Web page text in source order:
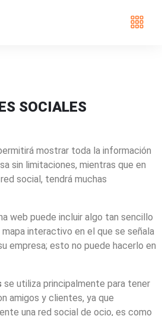
SOCIALES
mostrar toda la información
sin limitaciones, mientras que en
social, tendrá muchas
web puede incluir algo tan sencillo
interactivo en el que se señala
empresa; esto no puede hacerlo en
se utiliza principalmente para tener
amigos y clientes, ya que
una red social de ocio, es como